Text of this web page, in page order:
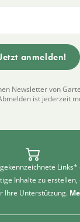
Newsletter von
ist jederzeit
Links*
Inhalte zu
Ihre Unterstützung.